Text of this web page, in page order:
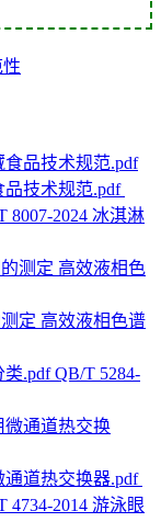
品技术规范.pdf
8007-2024 冰淇淋
定 高效液相色谱
QB/T 5284-
通道热交换器.pdf
4734-2014 游泳眼